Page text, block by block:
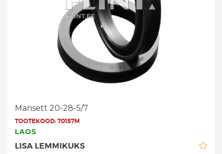
Mansett 20-28-5/7
TOOTEKOOD:70157M
LAOS
LISA LEMMIKUKS